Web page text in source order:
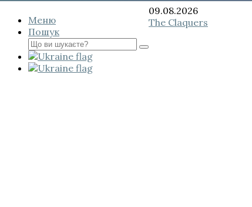
вмісту
09.08.2026
Меню
Пошук
Пошук
для:
The Claquers